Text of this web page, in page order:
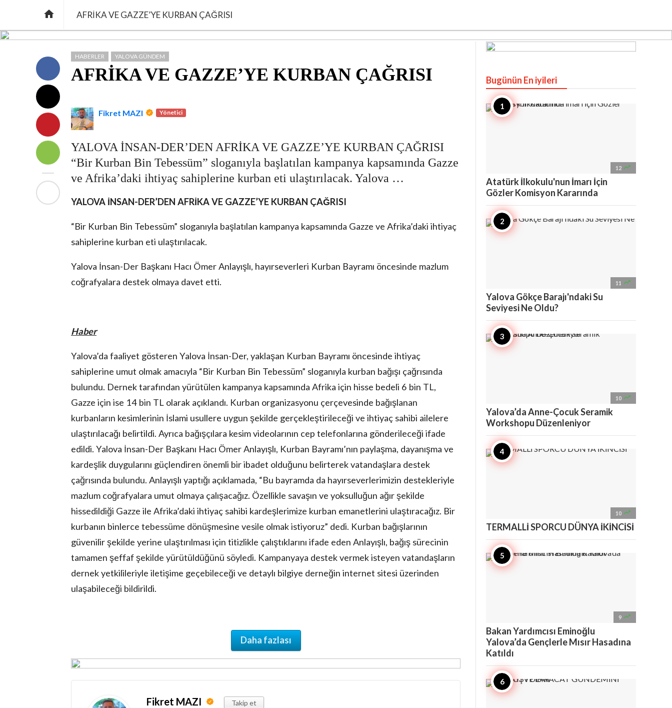
 AFRİKA VE GAZZE’YE KURBAN ÇAĞRISI
HABERLER YALOVA GÜNDEM
AFRİKA VE GAZZE’YE KURBAN ÇAĞRISI
Fikret MAZI Yönetici
YALOVA İNSAN-DER’DEN AFRİKA VE GAZZE’YE KURBAN ÇAĞRISI
“Bir Kurban Bin Tebessüm” sloganıyla başlatılan kampanya kapsamında Gazze
ve Afrika’daki ihtiyaç sahiplerine kurban eti ulaştırılacak. Yalova …
YALOVA İNSAN-DER’DEN AFRİKA VE GAZZE’YE KURBAN ÇAĞRISI
“Bir Kurban Bin Tebessüm” sloganıyla başlatılan kampanya kapsamında Gazze ve Afrika’daki ihtiyaç
sahiplerine kurban eti ulaştırılacak.
Yalova İnsan-Der Başkanı Hacı Ömer Anlayışlı, hayırseverleri Kurban Bayramı öncesinde mazlum
coğrafyalara destek olmaya davet etti.
Haber
Yalova’da faaliyet gösteren Yalova İnsan-Der, yaklaşan Kurban Bayramı öncesinde ihtiyaç
sahiplerine umut olmak amacıyla “Bir Kurban Bin Tebessüm” sloganıyla kurban bağışı çağrısında
bulundu. Dernek tarafından yürütülen kampanya kapsamında Afrika için hisse bedeli 6 bin TL,
Gazze için ise 14 bin TL olarak açıklandı. Kurban organizasyonu çerçevesinde bağışlanan
kurbanların kesimlerinin İslami usullere uygun şekilde gerçekleştirileceği ve ihtiyaç sahibi ailelere
ulaştırılacağı belirtildi. Ayrıca bağışçılara kesim videolarının cep telefonlarına gönderileceği ifade
edildi. Yalova İnsan-Der Başkanı Hacı Ömer Anlayışlı, Kurban Bayramı’nın paylaşma, dayanışma ve
kardeşlik duygularını güçlendiren önemli bir ibadet olduğunu belirterek vatandaşlara destek
çağrısında bulundu. Anlayışlı yaptığı açıklamada, “Bu bayramda da hayırseverlerimizin destekleriyle
mazlum coğrafyalara umut olmaya çalışacağız. Özellikle savaşın ve yoksulluğun ağır şekilde
hissedildiği Gazze ile Afrika’daki ihtiyaç sahibi kardeşlerimize kurban emanetlerini ulaştıracağız. Bir
kurbanın binlerce tebessüme dönüşmesine vesile olmak istiyoruz” dedi. Kurban bağışlarının
güvenilir şekilde yerine ulaştırılması için titizlikle çalıştıklarını ifade eden Anlayışlı, bağış sürecinin
tamamen şeffaf şekilde yürütüldüğünü söyledi. Kampanyaya destek vermek isteyen vatandaşların
dernek yetkilileriyle iletişime geçebileceği ve detaylı bilgiye derneğin internet sitesi üzerinden
ulaşabileceği bildirildi.
Daha fazlası
Fikret MAZI Takip et
Bugünün En iyileri
12 
Atatürk İlkokulu'nun İmarı İçin
Gözler Komisyon Kararında
11 
Yalova Gökçe Barajı'ndaki Su
Seviyesi Ne Oldu?
10 
Yalova’da Anne-Çocuk Seramik
Workshopu Düzenleniyor
10 
TERMALLİ SPORCU DÜNYA İKİNCİSİ
9 
Bakan Yardımcısı Eminoğlu
Yalova’da Gençlerle Mısır Hasadına
Katıldı